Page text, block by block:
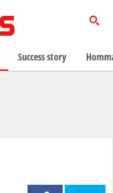
Success story